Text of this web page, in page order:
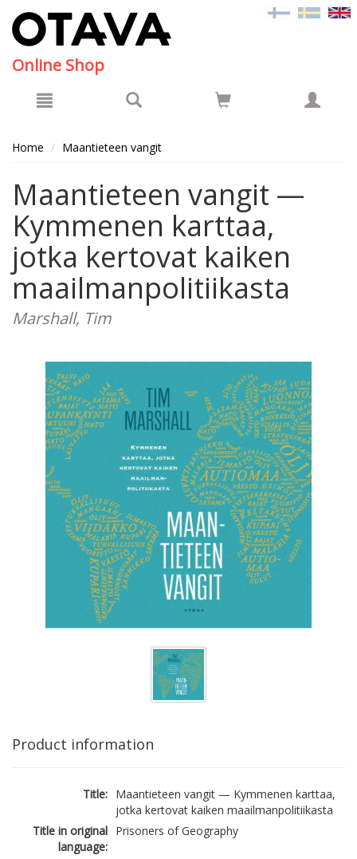
Online Shop
Home Maantieteen vangit
Maantieteen vangit —
Kymmenen karttaa,
jotka kertovat kaiken
maailmanpolitiikasta
Marshall, Tim
Product information
Title: Maantieteen vangit — Kymmenen karttaa,
jotka kertovat kaiken maailmanpolitiikasta
Title in original
language:
Prisoners of Geography